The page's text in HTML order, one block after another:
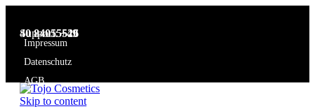
Support:
+49 40 84055526
Impressum
Datenschutz
AGB
Skip to content